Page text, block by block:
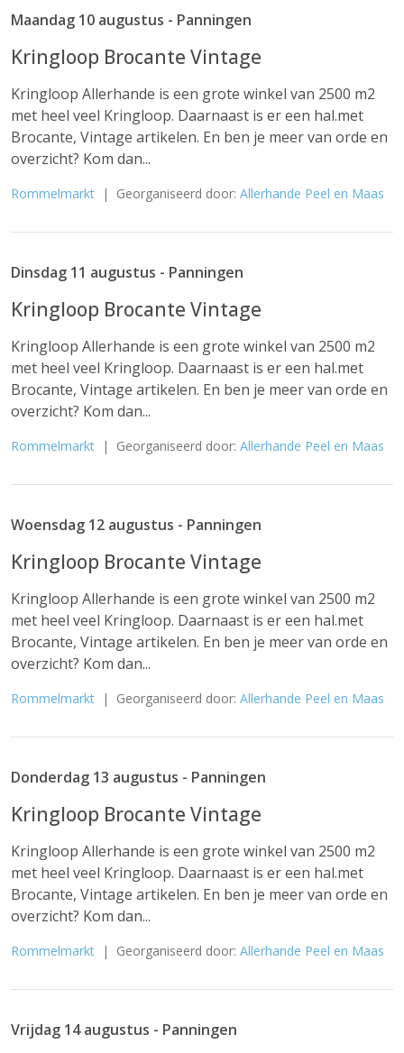
Maandag 10 augustus - Panningen
Kringloop Brocante Vintage
Kringloop Allerhande is een grote winkel van 2500 m2
met heel veel Kringloop. Daarnaast is er een hal.met
Brocante, Vintage artikelen. En ben je meer van orde en
overzicht? Kom dan...
Rommelmarkt | Georganiseerd door: Allerhande Peel en Maas
Dinsdag 11 augustus - Panningen
Kringloop Brocante Vintage
Kringloop Allerhande is een grote winkel van 2500 m2
met heel veel Kringloop. Daarnaast is er een hal.met
Brocante, Vintage artikelen. En ben je meer van orde en
overzicht? Kom dan...
Rommelmarkt | Georganiseerd door: Allerhande Peel en Maas
Woensdag 12 augustus - Panningen
Kringloop Brocante Vintage
Kringloop Allerhande is een grote winkel van 2500 m2
met heel veel Kringloop. Daarnaast is er een hal.met
Brocante, Vintage artikelen. En ben je meer van orde en
overzicht? Kom dan...
Rommelmarkt | Georganiseerd door: Allerhande Peel en Maas
Donderdag 13 augustus - Panningen
Kringloop Brocante Vintage
Kringloop Allerhande is een grote winkel van 2500 m2
met heel veel Kringloop. Daarnaast is er een hal.met
Brocante, Vintage artikelen. En ben je meer van orde en
overzicht? Kom dan...
Rommelmarkt | Georganiseerd door: Allerhande Peel en Maas
Vrijdag 14 augustus - Panningen